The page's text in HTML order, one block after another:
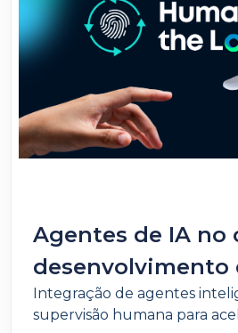
Agentes de IA no
desenvolvimento
software: Uma
Integração de agentes
supervisão humana para